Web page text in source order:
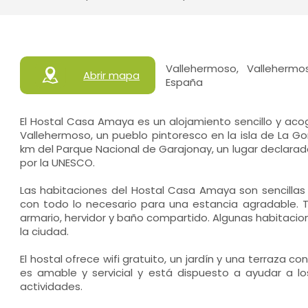
Abrir mapa
Vallehermoso,
España
El Hostal Casa Amaya es un alojamiento sencillo y
Vallehermoso, un pueblo pintoresco en la isla de La
km del Parque Nacional de Garajonay, un lugar
por la UNESCO.
Las habitaciones del Hostal Casa Amaya son
con todo lo necesario para una estancia agradable.
armario, hervidor y baño compartido. Algunas
la ciudad.
El hostal ofrece wifi gratuito, un jardín y una terraza
es amable y servicial y está dispuesto a ayudar a
actividades.